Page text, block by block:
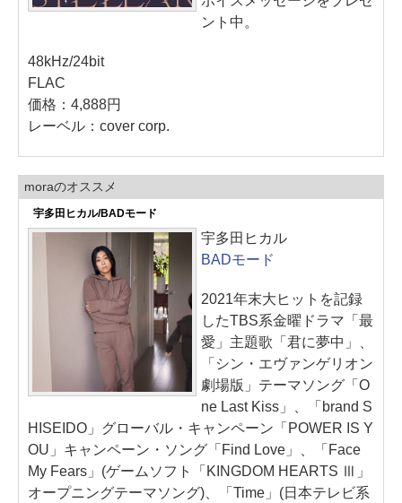
ント中。
48kHz/24bit
FLAC
価格：4,888円
レーベル：cover corp.
moraのオススメ
宇多田ヒカル/BADモード
宇多田ヒカル
BADモード
2021年末大ヒットを記録
したTBS系金曜ドラマ「最
愛」主題歌「君に夢中」、
「シン・エヴァンゲリオン
劇場版」テーマソング「O
ne Last Kiss」、「brand S
HISEIDO」グローバル・キャンペーン「POWER IS Y
OU」キャンペーン・ソング「Find Love」、「Face
My Fears」(ゲームソフト「KINGDOM HEARTS Ⅲ」
オープニングテーマソング)、「Time」(日本テレビ系